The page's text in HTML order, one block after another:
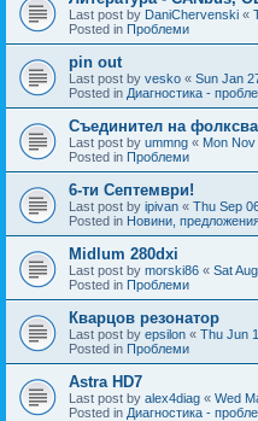
Last post by DaniChervenski «
Posted in Проблеми
pin out
Last post by vesko « Sun Jan
Posted in Диагностика -
Съединител на
Last post by ummng « Mon
Posted in Проблеми
6-ти Септември!
Last post by ipivan « Thu Sep
Posted in Новини,
Midlum 280dxi
Last post by morski86 « Sat
Posted in Проблеми
Кварцов резонатор
Last post by epsilon « Thu Jun
Posted in Проблеми
Astra HD7
Last post by alex4diag « Wed
Posted in Диагностика -